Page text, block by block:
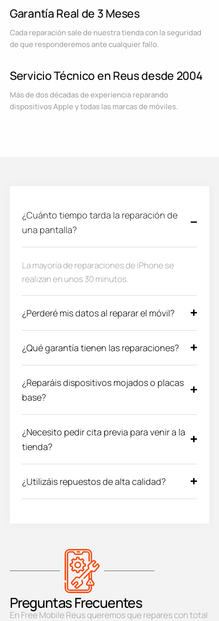
Garantía Real de 3 Meses
Cada reparación sale de nuestra tienda con la seguridad
de que responderemos ante cualquier fallo.
Servicio Técnico en Reus desde 2004
Más de dos décadas de experiencia reparando
dispositivos Apple y todas las marcas de móviles.
¿Cuánto tiempo tarda la reparación de
una pantalla?
La mayoría de reparaciones de iPhone se
realizan en unos 30 minutos.
¿Perderé mis datos al reparar el móvil?
¿Qué garantía tienen las reparaciones?
¿Reparáis dispositivos mojados o placas
base?
¿Necesito pedir cita previa para venir a la
tienda?
¿Utilizáis repuestos de alta calidad?
Preguntas Frecuentes
En Free Mobile Reus queremos que repares con total